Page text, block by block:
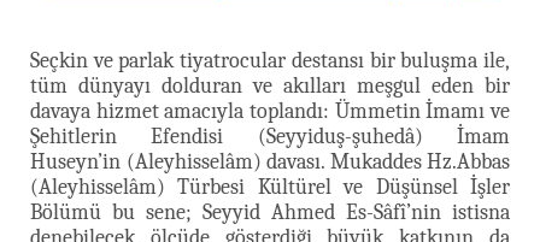
Seçkin ve parlak tiyatrocular destansı bir buluşma ile,
tüm dünyayı dolduran ve akılları meşgul eden bir
davaya hizmet amacıyla toplandı: Ümmetin İmamı ve
Şehitlerin Efendisi (Seyyiduş-şuhedâ) İmam
Huseyn’in (Aleyhisselâm) davası. Mukaddes Hz.Abbas
(Aleyhisselâm) Türbesi Kültürel ve Düşünsel İşler
Bölümü bu sene; Seyyid Ahmed Es-Sâfî’nin istisna